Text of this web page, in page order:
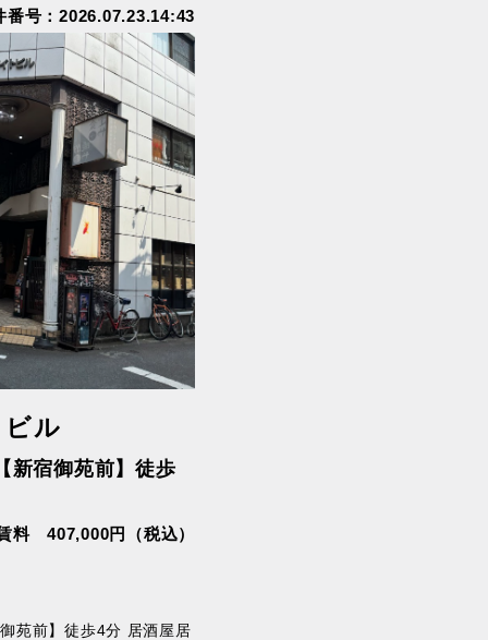
武蔵五日市
西武多摩川線
西武池袋・豊島線
都電荒川線
番号：2026.07.23.14:43
ル
新宿御苑前】徒歩
料 407,000円（税込）
苑前】徒歩4分 居酒屋居